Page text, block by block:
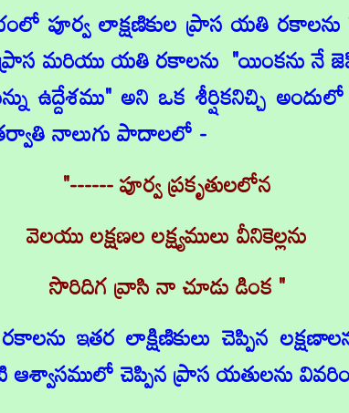
పూర్వ లాక్షణికుల ప్రాస యతి
మరియు యతి రకాలను "యింకను నే
ఉద్దేశము" అని ఒక శీర్షికనిచ్చి
నాలుగు పాదాలలో -
"------ పూర్వ ప్రకృతులలోన
వెలయు లక్షణల లక్ష్యములు వీనికెల్లను
సొరిదిగ వ్రాసి నా చూడు డింక "
ఇతర లాక్షిణికులు చెప్పిన
చెప్పిన ప్రాస యతులను